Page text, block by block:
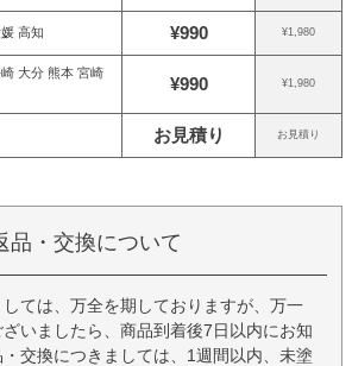
高知 ¥990 ¥1,980
大分 熊本 宮崎
¥990 ¥1,980
お見積り お見積り
品・交換について
ては、万全を期しておりますが、万一
いましたら、商品到着後7日以内にお知
交換につきましては、1週間以内、未塗